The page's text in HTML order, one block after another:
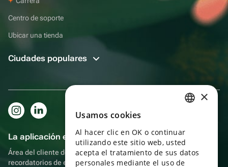
Centro de soporte
Ubicar una tienda
Ciudades populares
La aplicación es aún más práctica.
Área del cliente del destinatario, más bonos por compras y
recordatorios de eventos
ENGLISH
UKRAINIAN
×
Usamos cookies
Al hacer clic en OK o continuar
utilizando este sitio web, usted
acepta el tratamiento de sus datos
personales mediante el uso de